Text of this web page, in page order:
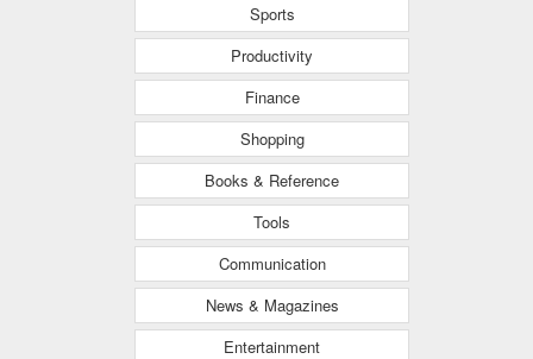
Sports
Productivity
Finance
Shopping
Books & Reference
Tools
Communication
News & Magazines
Entertainment